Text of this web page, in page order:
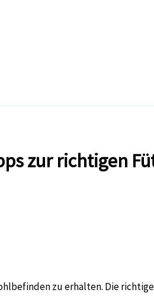
zur richtigen
zu erhalten. Die